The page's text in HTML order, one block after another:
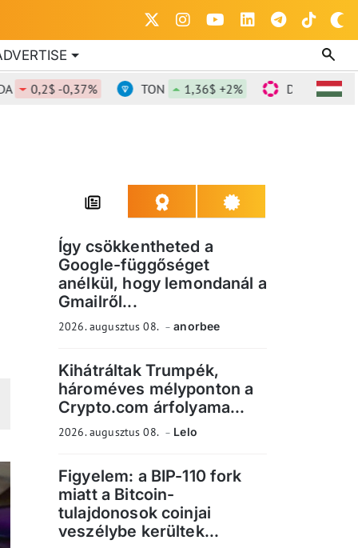
0,2$ -0,37% TON 1,36$ +2% DOT 0,818$
Így csökkentheted a
Google-függőséget
anélkül, hogy lemondanál a
Gmailről...
2026. augusztus 08. anorbee
Kihátráltak Trumpék,
hároméves mélyponton a
Crypto.com árfolyama...
2026. augusztus 08. Lelo
Figyelem: a BIP-110 fork
miatt a Bitcoin-
tulajdonosok coinjai
veszélybe kerültek...